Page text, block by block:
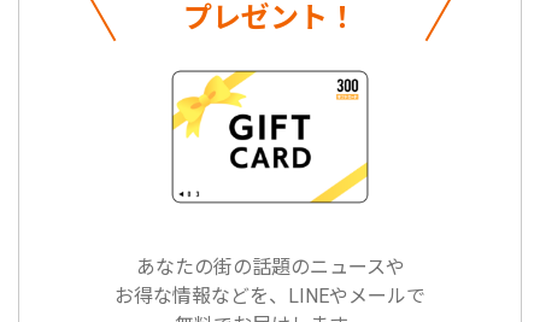
プレゼント！
あなたの街の話題のニュースや
お得な情報などを、LINEやメールで